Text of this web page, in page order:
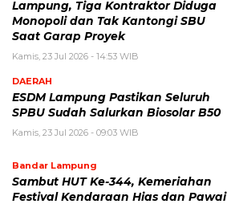
Lampung, Tiga Kontraktor Diduga
Monopoli dan Tak Kantongi SBU
Saat Garap Proyek
Kamis, 23 Jul 2026 - 14:53 WIB
DAERAH
ESDM Lampung Pastikan Seluruh
SPBU Sudah Salurkan Biosolar B50
Kamis, 23 Jul 2026 - 09:03 WIB
Bandar Lampung
Sambut HUT Ke-344, Kemeriahan
Festival Kendaraan Hias dan Pawai